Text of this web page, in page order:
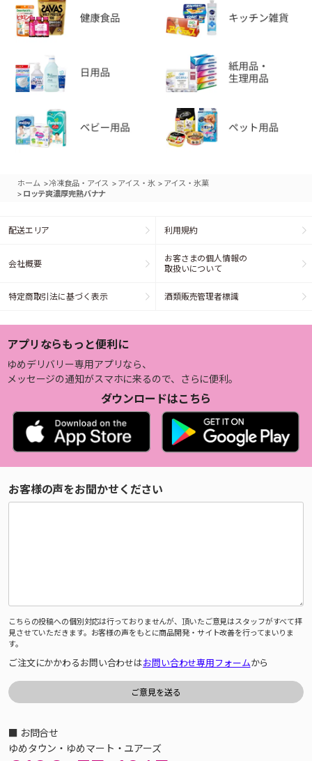
ホーム >冷凍食品・アイス > アイス・氷 > アイス・氷菓
> ロッテ爽濃厚完熟バナナ
配送エリア 利用規約
会社概要
お客さまの個人情報の
取扱いについて
特定商取引法に基づく表示 酒類販売管理者標識
アプリならもっと便利に
ゆめデリバリー専用アプリなら、
メッセージの通知がスマホに来るので、さらに便利。
ダウンロードはこちら
お客様の声をお聞かせください
こちらの投稿への個別対応は行っておりませんが、頂いたご意見はスタッフがすべて拝
見させていただきます。お客様の声をもとに商品開発・サイト改善を行ってまいりま
す。
ご注文にかかわるお問い合わせはお問い合わせ専用フォームから
■ お問合せ
ゆめタウン・ゆめマート・ユアーズ